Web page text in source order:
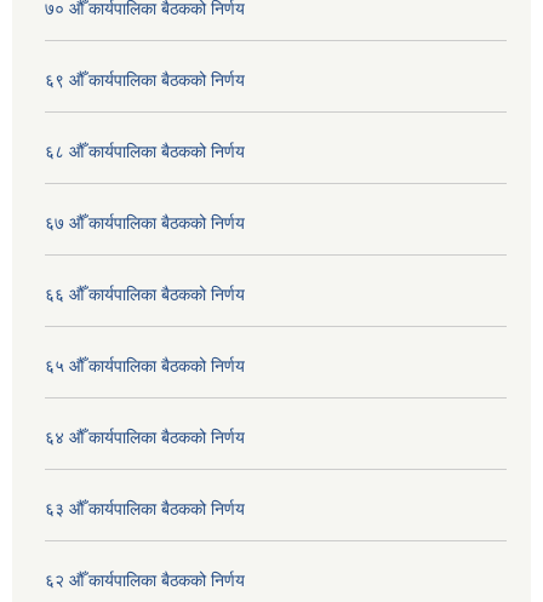
७० औँ कार्यपालिका बैठकको निर्णय
६९ औँ कार्यपालिका बैठकको निर्णय
६८ औँ कार्यपालिका बैठकको निर्णय
६७ औँ कार्यपालिका बैठकको निर्णय
६६ औँ कार्यपालिका बैठकको निर्णय
६५ औँ कार्यपालिका बैठकको निर्णय
६४ औँ कार्यपालिका बैठकको निर्णय
६३ औँ कार्यपालिका बैठकको निर्णय
६२ औँ कार्यपालिका बैठकको निर्णय